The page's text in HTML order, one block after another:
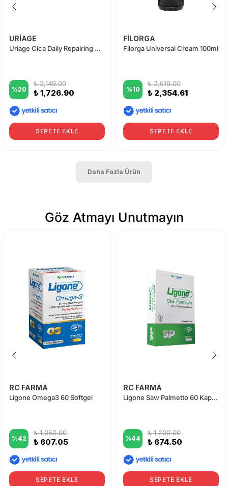
URİAGE
Uriage Cica Daily Repairing Concentrate Nemlendirici Krem 50 ml
%20
₺ 2,149.00
₺ 1,726.90
SEPETE EKLE
FİLORGA
Filorga Universal Cream 100ml
%10
₺ 2,619.00
₺ 2,354.61
SEPETE EKLE
Daha Fazla Ürün
Göz Atmayı Unutmayın
RC FARMA
Ligone Omega3 60 Softgel
%42
₺ 1,050.00
₺ 607.05
SEPETE EKLE
RC FARMA
Ligone Saw Palmetto 60 Kapsül
%44
₺ 1,200.00
₺ 674.50
SEPETE EKLE